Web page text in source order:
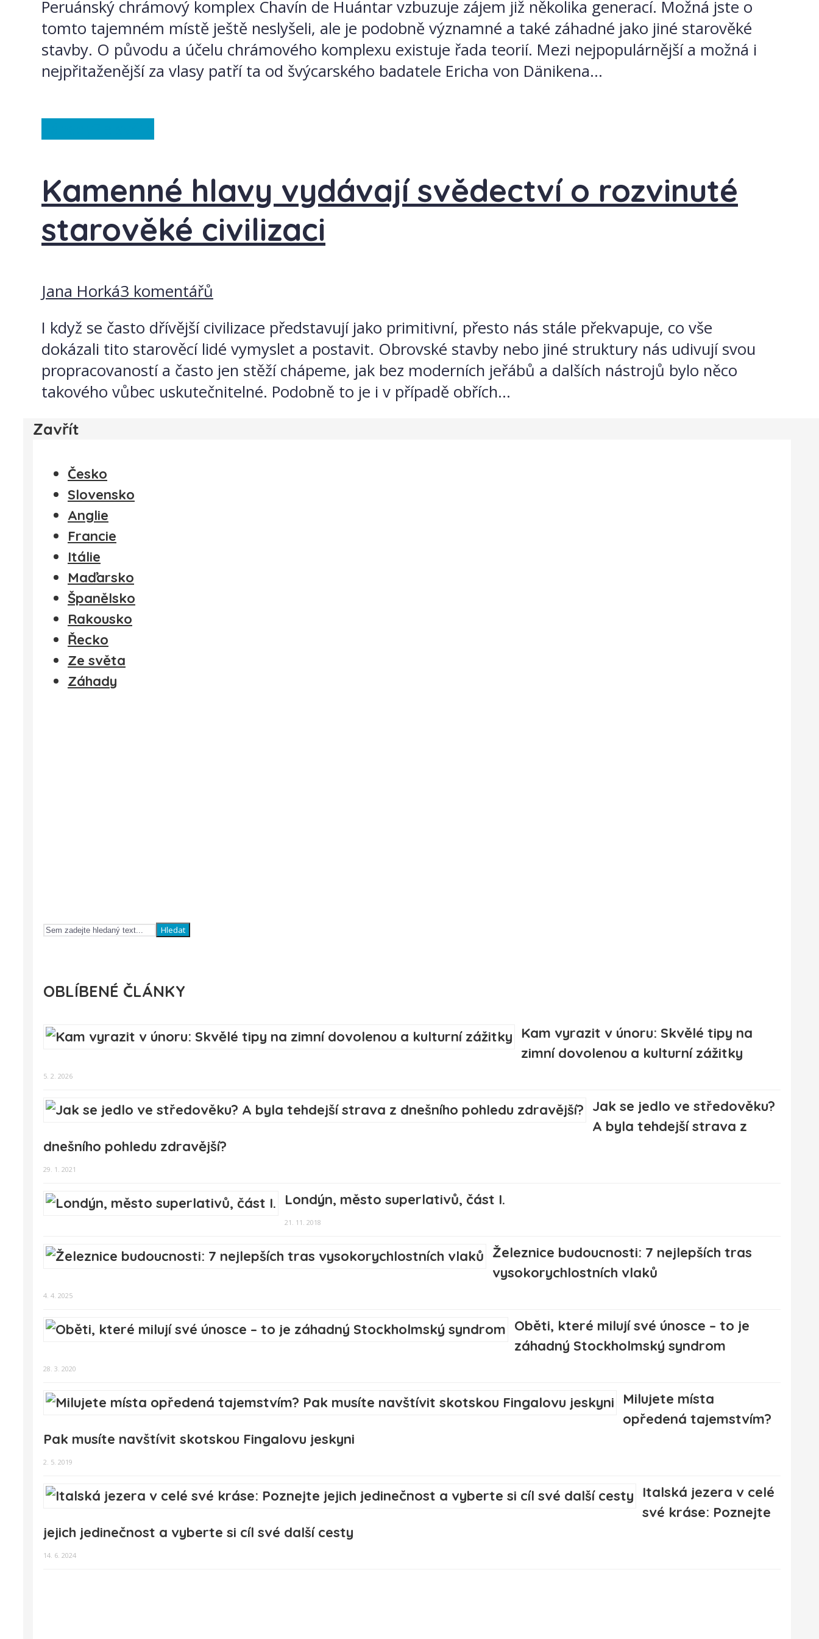
Peruánský chrámový komplex Chavín de Huántar vzbuzuje zájem již několika generací. Možná jste o
tomto tajemném místě ještě neslyšeli, ale je podobně významné a také záhadné jako jiné starověké
stavby. O původu a účelu chrámového komplexu existuje řada teorií. Mezi nejpopulárnější a možná i
nejpřitaženější za vlasy patří ta od švýcarského badatele Ericha von Dänikena...
Kamenné hlavy vydávají svědectví o rozvinuté
starověké civilizaci
Jana Horká3 komentářů
I když se často dřívější civilizace představují jako primitivní, přesto nás stále překvapuje, co vše
dokázali tito starověcí lidé vymyslet a postavit. Obrovské stavby nebo jiné struktury nás udivují svou
propracovaností a často jen stěží chápeme, jak bez moderních jeřábů a dalších nástrojů bylo něco
takového vůbec uskutečnitelné. Podobně to je i v případě obřích...
Zavřít
Česko
Slovensko
Anglie
Francie
Itálie
Maďarsko
Španělsko
Rakousko
Řecko
Ze světa
Záhady
Hledat
OBLÍBENÉ ČLÁNKY
Kam vyrazit v únoru: Skvělé tipy na
zimní dovolenou a kulturní zážitky
5. 2. 2026
Jak se jedlo ve středověku?
A byla tehdejší strava z
dnešního pohledu zdravější?
29. 1. 2021
Londýn, město superlativů, část I.
21. 11. 2018
Železnice budoucnosti: 7 nejlepších tras
vysokorychlostních vlaků
4. 4. 2025
Oběti, které milují své únosce – to je
záhadný Stockholmský syndrom
28. 3. 2020
Milujete místa
opředená tajemstvím?
Pak musíte navštívit skotskou Fingalovu jeskyni
2. 5. 2019
Italská jezera v celé
své kráse: Poznejte
jejich jedinečnost a vyberte si cíl své další cesty
14. 6. 2024